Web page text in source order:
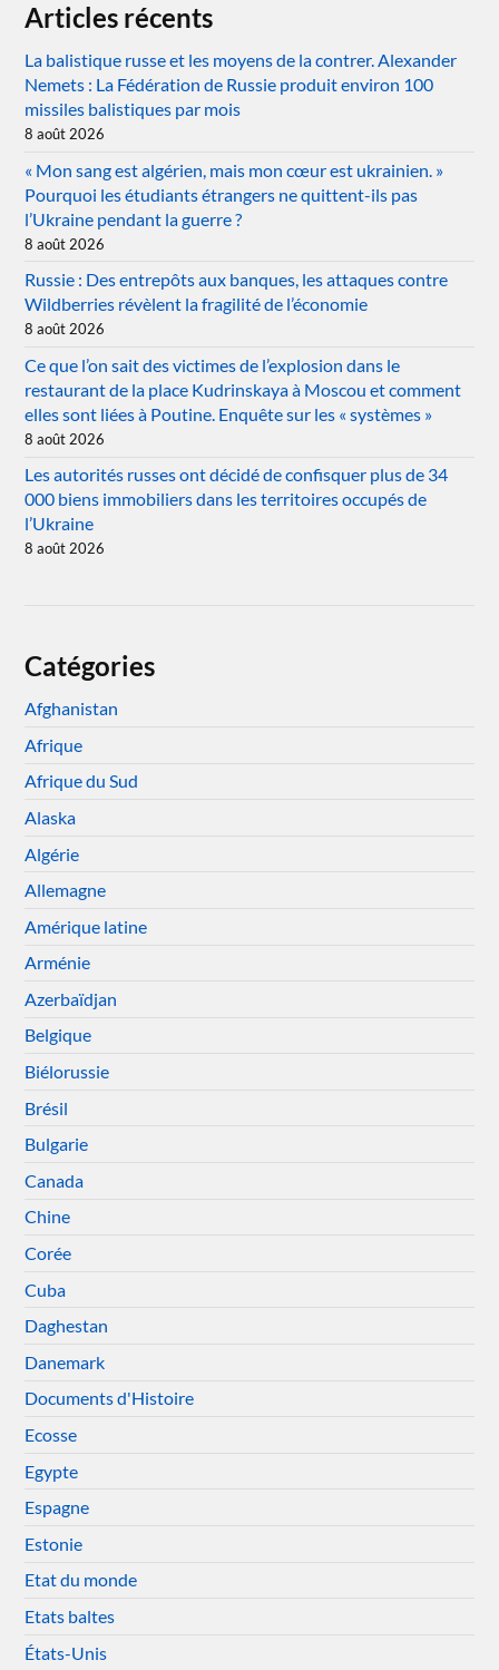
Articles récents
La balistique russe et les moyens de la contrer. Alexander
Nemets : La Fédération de Russie produit environ 100
missiles balistiques par mois
8 août 2026
« Mon sang est algérien, mais mon cœur est ukrainien. »
Pourquoi les étudiants étrangers ne quittent-ils pas
l’Ukraine pendant la guerre ?
8 août 2026
Russie : Des entrepôts aux banques, les attaques contre
Wildberries révèlent la fragilité de l’économie
8 août 2026
Ce que l’on sait des victimes de l’explosion dans le
restaurant de la place Kudrinskaya à Moscou et comment
elles sont liées à Poutine. Enquête sur les « systèmes »
8 août 2026
Les autorités russes ont décidé de confisquer plus de 34
000 biens immobiliers dans les territoires occupés de
l’Ukraine
8 août 2026
Catégories
Afghanistan
Afrique
Afrique du Sud
Alaska
Algérie
Allemagne
Amérique latine
Arménie
Azerbaïdjan
Belgique
Biélorussie
Brésil
Bulgarie
Canada
Chine
Corée
Cuba
Daghestan
Danemark
Documents d'Histoire
Ecosse
Egypte
Espagne
Estonie
Etat du monde
Etats baltes
États-Unis